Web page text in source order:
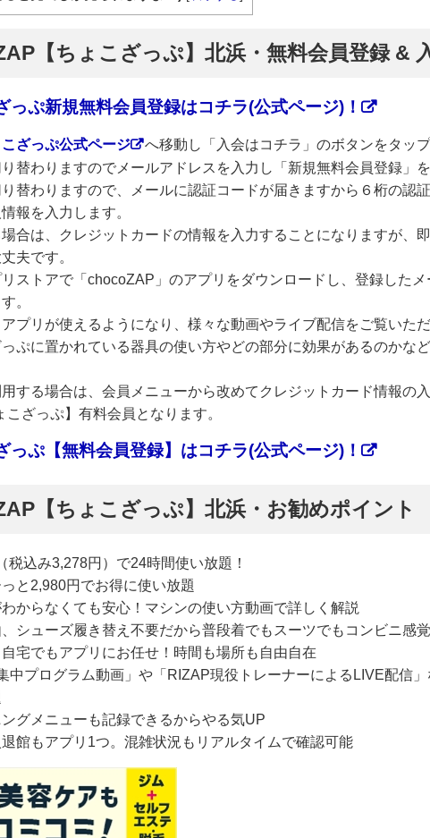
【ちょこざっぷ】北浜・無料会員登録 &
っぷ新規無料会員登録はコチラ(公式ページ)！
ざっぷ公式ページ
へ移動し「入会はコチラ」のボタンをタッ
替わりますのでメールアドレスを入力し「新規無料会員登録」を
替わりますので、メールに認証コードが届きますから６桁の認
報を入力します。
場合は、クレジットカードの情報を入力することになりますが、
夫です。
ストアで「chocoZAP」のアプリをダウンロードし、登録した
。
プリが使えるようになり、様々な動画やライブ配信をご覧いただ
ぷに置かれている器具の使い方やどの部分に効果があるのかな
する場合は、会員メニューから改めてクレジットカード情報の
こざっぷ】有料会員となります。
っぷ【無料会員登録】はコチラ(公式ページ)！
【ちょこざっぷ】北浜・お勧めポイント
税込み3,278円）で24時間使い放題！
と2,980円でお得に使い放題
からなくても安心！マシンの使い方動画で詳しく解説
シューズ履き替え不要だから普段着でもスーツでもコンビニ感
宅でもアプリにお任せ！時間も場所も自由自在
中プログラム動画」や「RIZAP現役トレーナーによるLIVE配信
ングメニューも記録できるからやる気UP
館もアプリ1つ。混雑状況もリアルタイムで確認可能